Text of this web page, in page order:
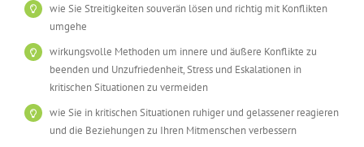
wie Sie Streitigkeiten souverän lösen und richtig mit Konflikten
umgehe
wirkungsvolle Methoden um innere und äußere Konflikte zu
beenden und Unzufriedenheit, Stress und Eskalationen in
kritischen Situationen zu vermeiden
wie Sie in kritischen Situationen ruhiger und gelassener reagieren
und die Beziehungen zu Ihren Mitmenschen verbessern